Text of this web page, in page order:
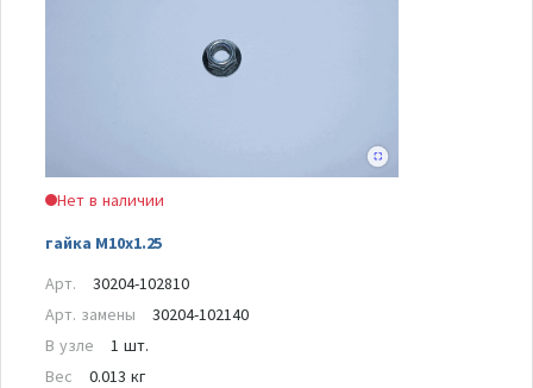
Нет в наличии
гайка M10x1.25
Арт.
30204-102810
Арт. замены
30204-102140
В узле
1 шт.
Вес
0.013 кг